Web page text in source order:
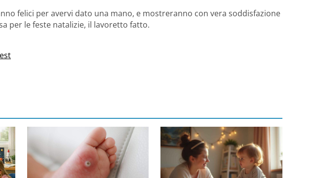
felici per avervi dato una mano, e mostreranno con vera soddisfazione
per le feste natalizie, il lavoretto fatto.